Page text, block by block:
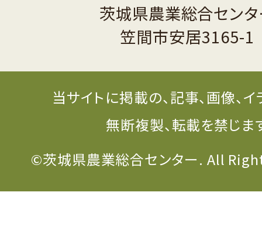
茨城県農業総合セン
笠間市安居3165-1
当サイトに掲載の、記事、画像、
無断複製、転載を禁じま
©茨城県農業総合センター. All